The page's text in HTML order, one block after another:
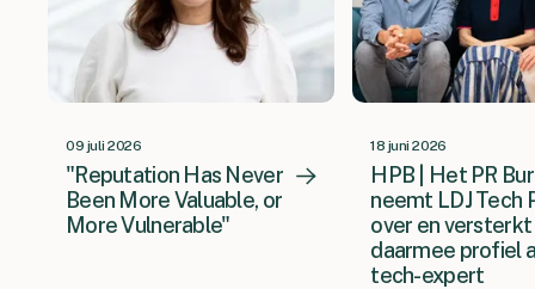
09 juli 2026
"Reputation Has Never
Been More Valuable, or
More Vulnerable"
18 juni 2026
HPB | Het PR
neemt LDJ Tech
over en versterkt
daarmee profiel
tech-expert